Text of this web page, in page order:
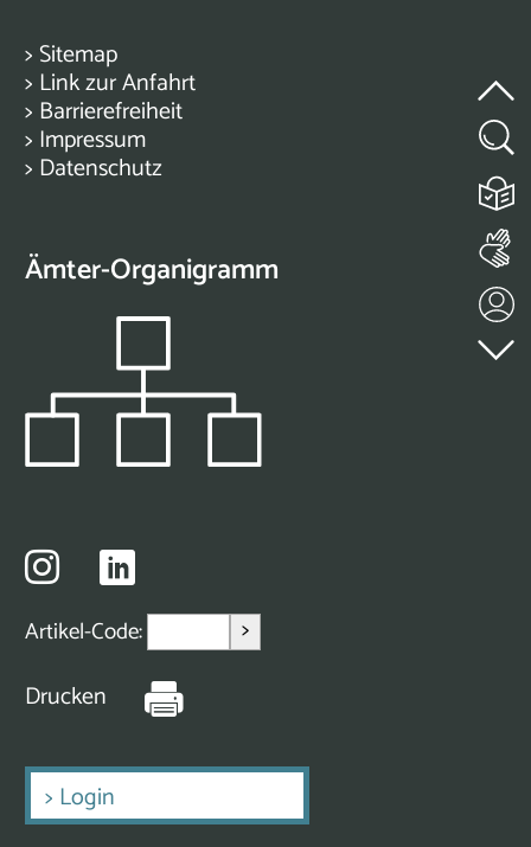
> Sitemap
> Link zur Anfahrt
> Barrierefreiheit
> Impressum
> Datenschutz
Ämter-Organigramm
Artikel-Code: >
Drucken
> Login